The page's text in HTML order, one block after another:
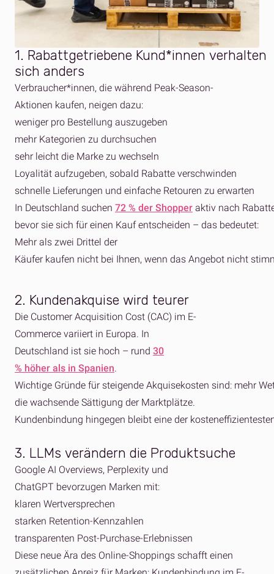
1. Rabattgetriebene Kund*innen verhalten
sich anders
Verbraucher*innen, die während Peak-Season-
Aktionen kaufen, neigen dazu:
weniger pro Bestellung auszugeben
mehr Kategorien zu durchsuchen
sehr leicht die Marke zu wechseln
Loyalität aufzugeben, sobald Rabatte verschwinden
schnelle Lieferungen und einfache Retouren zu erwarten
In Deutschland suchen 72 % der Shopper aktiv nach
bevor sie sich für einen Kauf entscheiden – das bedeutet:
Mehr als zwei Drittel der
Käufer kaufen nicht bei Ihnen, wenn das Angebot nicht
2. Kundenakquise wird teurer
Die Customer Acquisition Cost (CAC) im E-
Commerce variiert in Europa. In
Deutschland ist sie hoch – rund 30
% höher als in Spanien.
Wichtige Gründe für steigende Akquisekosten sind: mehr
die wachsende Sättigung der Marktplätze.
Kundenbindung hingegen bleibt eine der
3. LLMs verändern die Produktsuche
Google AI Overviews, Perplexity und
ChatGPT bevorzugen Marken mit:
klaren Wertversprechen
starken Retention-Kennzahlen
transparenten Post-Purchase-Erlebnissen
Diese neue Ära des Online-Shoppings schafft einen